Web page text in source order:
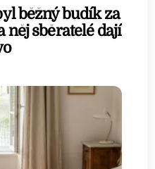
běžný budík za
něj sběratelé dají